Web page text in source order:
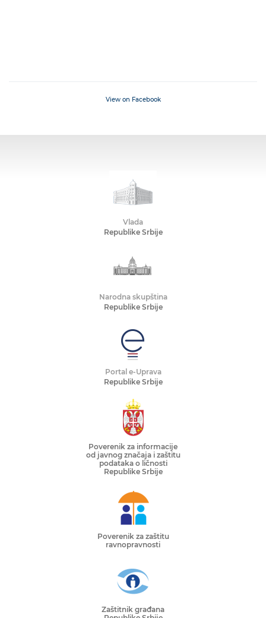
View on Facebook
Vlada
Republike Srbije
Narodna skupština
Republike Srbije
Portal e-Uprava
Republike Srbije
Poverenik za informacije
od javnog značaja i zaštitu
podataka o ličnosti
Republike Srbije
Poverenik za zaštitu
ravnopravnosti
Zaštitnik građana